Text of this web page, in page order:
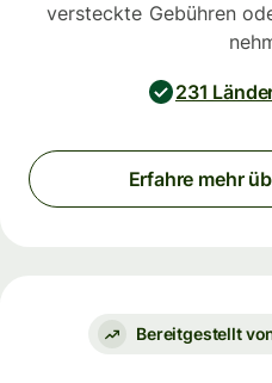
versteckte Gebühren
231
Erfahre mehr
Bereitgestellt